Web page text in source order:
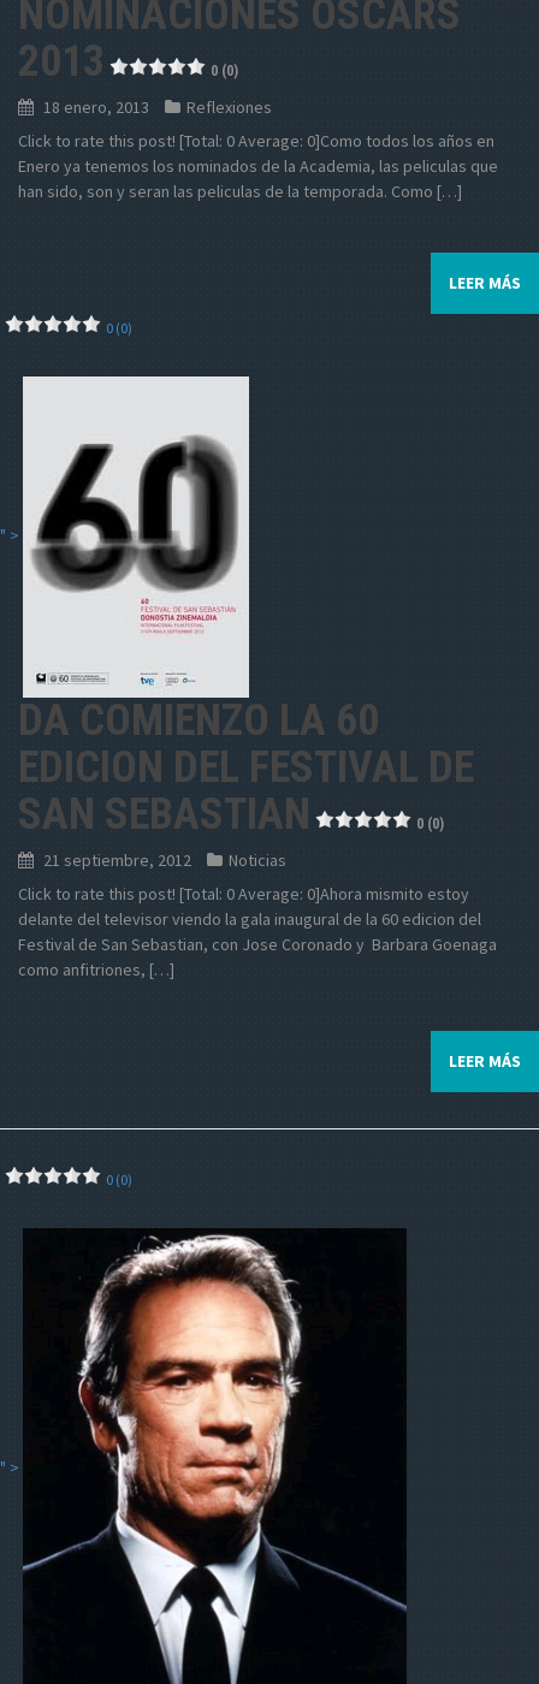
NOMINACIONES OSCARS
2013
0 (0)
18 enero, 2013
Reflexiones
Click to rate this post! [Total: 0 Average: 0]Como todos los años en
Enero ya tenemos los nominados de la Academia, las peliculas que
han sido, son y seran las peliculas de la temporada. Como […]
LEER MÁS
0 (0)
" >
DA COMIENZO LA 60
EDICION DEL FESTIVAL DE
SAN SEBASTIAN
0 (0)
21 septiembre, 2012
Noticias
Click to rate this post! [Total: 0 Average: 0]Ahora mismito estoy
delante del televisor viendo la gala inaugural de la 60 edicion del
Festival de San Sebastian, con Jose Coronado y Barbara Goenaga
como anfitriones, […]
LEER MÁS
0 (0)
" >